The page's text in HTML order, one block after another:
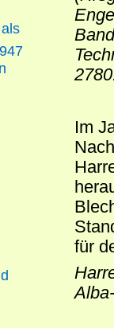
Im
für